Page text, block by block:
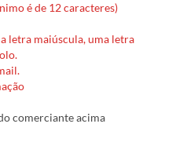
é de 12 caracteres)
letra maiúscula, uma letra
comerciante acima